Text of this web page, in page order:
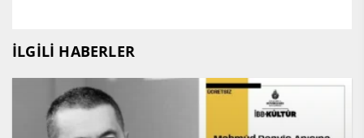
İLGİLİ HABERLER